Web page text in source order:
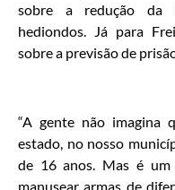
sobre a redução da
hediondos. Já para
sobre a previsão de
“A gente não imagina
estado, no nosso
de 16 anos. Mas é
manusear armas de